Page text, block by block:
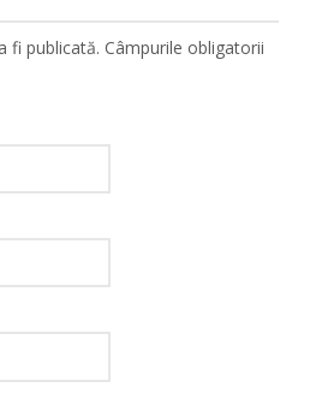
fi publicată. Câmpurile obligatorii